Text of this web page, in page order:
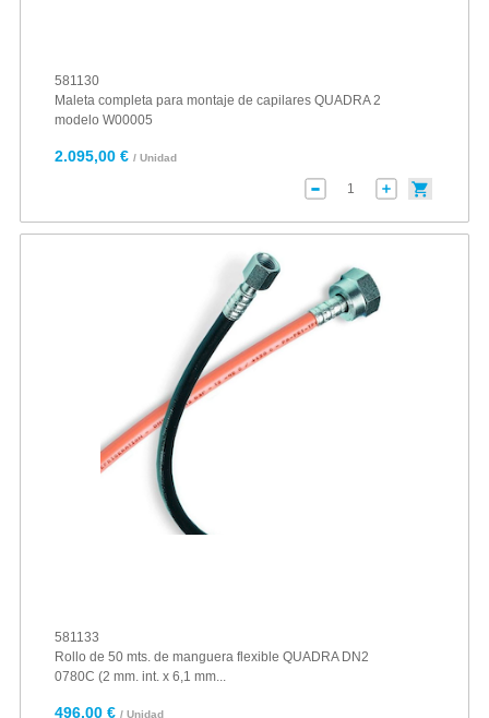
581130
Maleta completa para montaje de capilares QUADRA 2
modelo W00005
2.095,00 € / Unidad
581133
Rollo de 50 mts. de manguera flexible QUADRA DN2
0780C (2 mm. int. x 6,1 mm...
496,00 € / Unidad